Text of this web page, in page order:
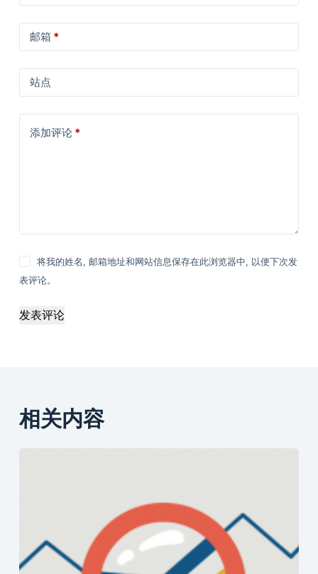
邮箱 *
站点
添加评论*
将我的姓名, 邮箱地址和网站信息保存在此浏览器中, 以便下次发
表评论。
发表评论
相关内容